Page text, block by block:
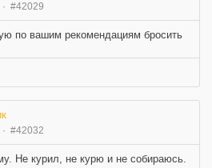
#42029
по вашим рекомендациям бросить
#42032
Не курил, не курю и не собираюсь.